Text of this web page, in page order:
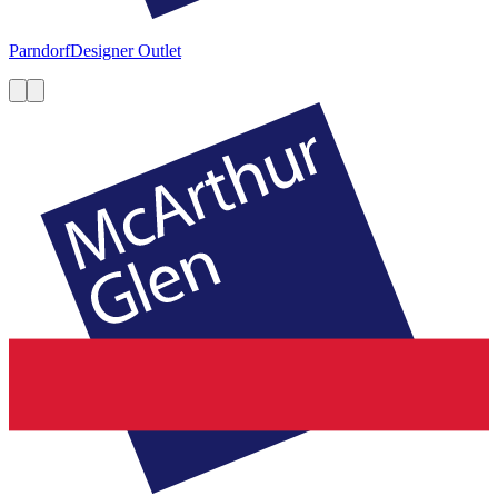
ParndorfDesigner Outlet